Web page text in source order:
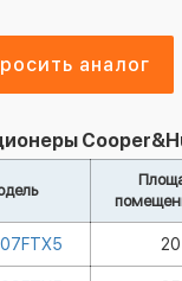
аналог
20